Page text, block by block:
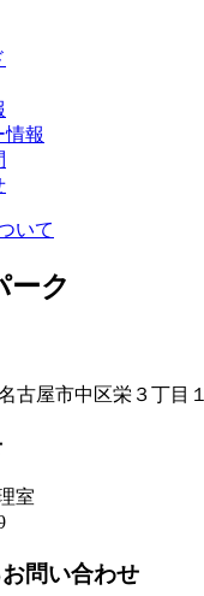
情報
いて
古屋市中区栄３丁目
室
問い合わせ